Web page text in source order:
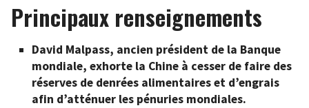
Principaux renseignements
David Malpass, ancien président de la Banque
mondiale, exhorte la Chine à cesser de faire des
réserves de denrées alimentaires et d’engrais
afin d’atténuer les pénuries mondiales.